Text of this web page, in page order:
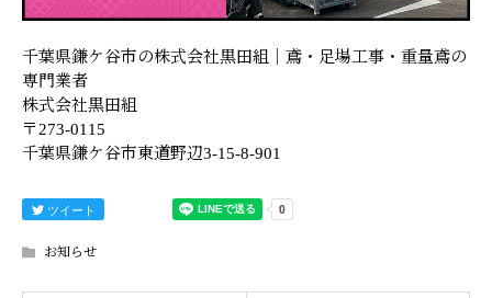
千葉県鎌ケ谷市の株式会社黒田組｜鳶・足場工事・重量鳶の
専門業者
株式会社黒田組
〒273-0115
千葉県鎌ケ谷市東道野辺3-15-8-901
ツイート
お知らせ